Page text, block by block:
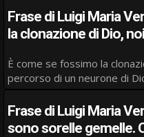
Frase di Luigi Maria
la clonazione di Dio,
È come se fossimo la clonazione di Dio, noi siamo il
percorso di un
Frase di Luigi Maria
sono sorelle gemelle.